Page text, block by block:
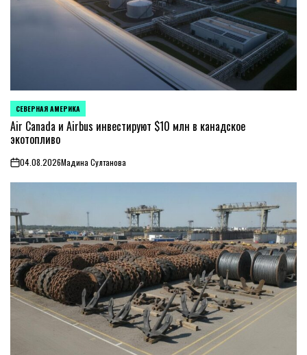
ОПУБЛИКОВАНО
В
СЕВЕРНАЯ АМЕРИКА
Air Canada и Airbus инвестируют $10 млн в канадское
экотопливо
on04.08.2026Мадина Султанова